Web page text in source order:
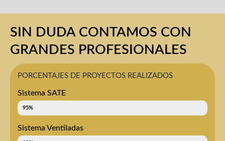
SIN DUDA CONTAMOS CON
GRANDES PROFESIONALES
PORCENTAJES DE PROYECTOS REALIZADOS
Sistema SATE
Fachadas SATE
95%
Sistema Ventiladas